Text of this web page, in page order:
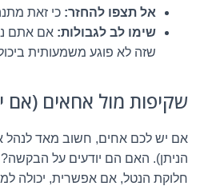
אל תצפו להחזר: כי זאת
שימו לב לגבולות: אם אתם
שזה לא פוגע משמעותית
שקיפות מול אחאים (אם
אם יש לכם אחים, חשוב מאד לנהל
הניתן). האם הם יודעים על
חלוקת הנטל, אם אפשרית, יכולה